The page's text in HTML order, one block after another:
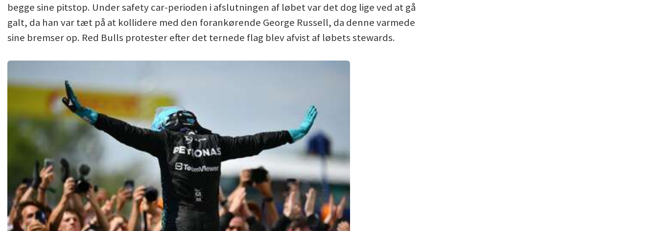
begge sine pitstop. Under safety car-perioden i afslutningen af løbet var det dog lige ved at gå
galt, da han var tæt på at kollidere med den forankørende George Russell, da denne varmede
sine bremser op. Red Bulls protester efter det ternede flag blev afvist af løbets stewards.